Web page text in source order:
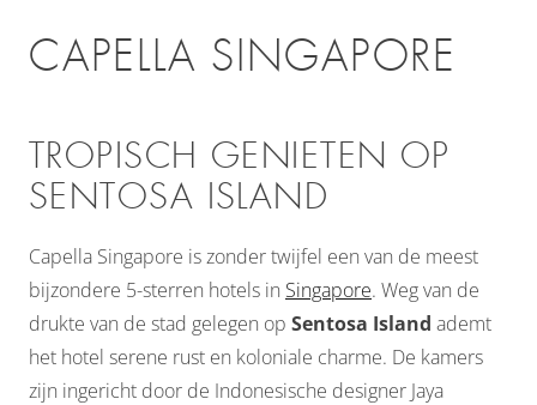
CAPELLA SINGAPORE
TROPISCH GENIETEN OP
SENTOSA ISLAND
Capella Singapore is zonder twijfel een van de meest
bijzondere 5-sterren hotels in Singapore. Weg van de
drukte van de stad gelegen op Sentosa Island ademt
het hotel serene rust en koloniale charme. De kamers
zijn ingericht door de Indonesische designer Jaya